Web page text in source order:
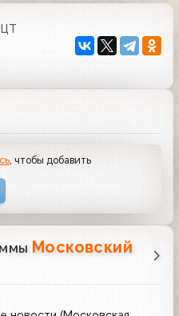
ЦТ
, чтобы добавить
Московский